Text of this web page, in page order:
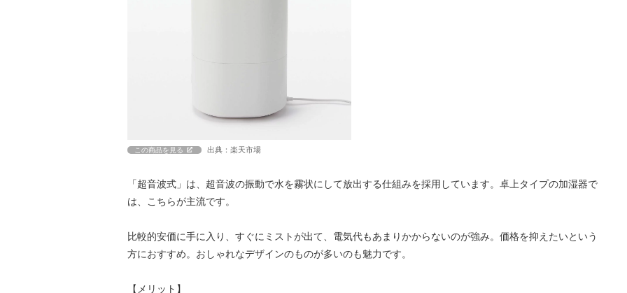
この商品を見る 出典：楽天市場
「超音波式」は、超音波の振動で水を霧状にして放出する仕組みを採用しています。卓上タイプの加湿器で
は、こちらが主流です。
比較的安価に手に入り、すぐにミストが出て、電気代もあまりかからないのが強み。価格を抑えたいという
方におすすめ。おしゃれなデザインのものが多いのも魅力です。
【メリット】